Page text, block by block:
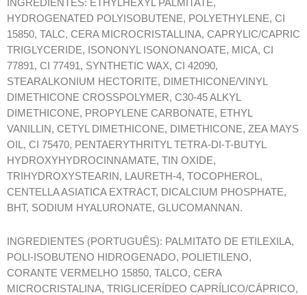
INGREDIENTES: ETHYLHEXYL PALMITATE,
HYDROGENATED POLYISOBUTENE, POLYETHYLENE, CI
15850, TALC, CERA MICROCRISTALLINA, CAPRYLIC/CAPRIC
TRIGLYCERIDE, ISONONYL ISONONANOATE, MICA, CI
77891, CI 77491, SYNTHETIC WAX, CI 42090,
STEARALKONIUM HECTORITE, DIMETHICONE/VINYL
DIMETHICONE CROSSPOLYMER, C30-45 ALKYL
DIMETHICONE, PROPYLENE CARBONATE, ETHYL
VANILLIN, CETYL DIMETHICONE, DIMETHICONE, ZEA MAYS
OIL, CI 75470, PENTAERYTHRITYL TETRA-DI-T-BUTYL
HYDROXYHYDROCINNAMATE, TIN OXIDE,
TRIHYDROXYSTEARIN, LAURETH-4, TOCOPHEROL,
CENTELLA ASIATICA EXTRACT, DICALCIUM PHOSPHATE,
BHT, SODIUM HYALURONATE, GLUCOMANNAN.
INGREDIENTES (PORTUGUÊS): PALMITATO DE ETILEXILA,
POLI-ISOBUTENO HIDROGENADO, POLIETILENO,
CORANTE VERMELHO 15850, TALCO, CERA
MICROCRISTALINA, TRIGLICERÍDEO CAPRÍLICO/CÁPRICO,